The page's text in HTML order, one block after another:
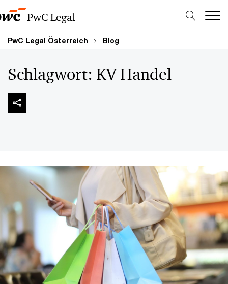
PwC Legal
PwC Legal Österreich Blog
Schlagwort: KV Handel